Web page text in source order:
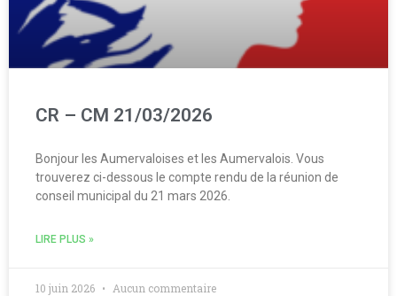
CR – CM 21/03/2026
Bonjour les Aumervaloises et les Aumervalois. Vous
trouverez ci-dessous le compte rendu de la réunion de
conseil municipal du 21 mars 2026.
LIRE PLUS »
10 juin 2026 Aucun commentaire